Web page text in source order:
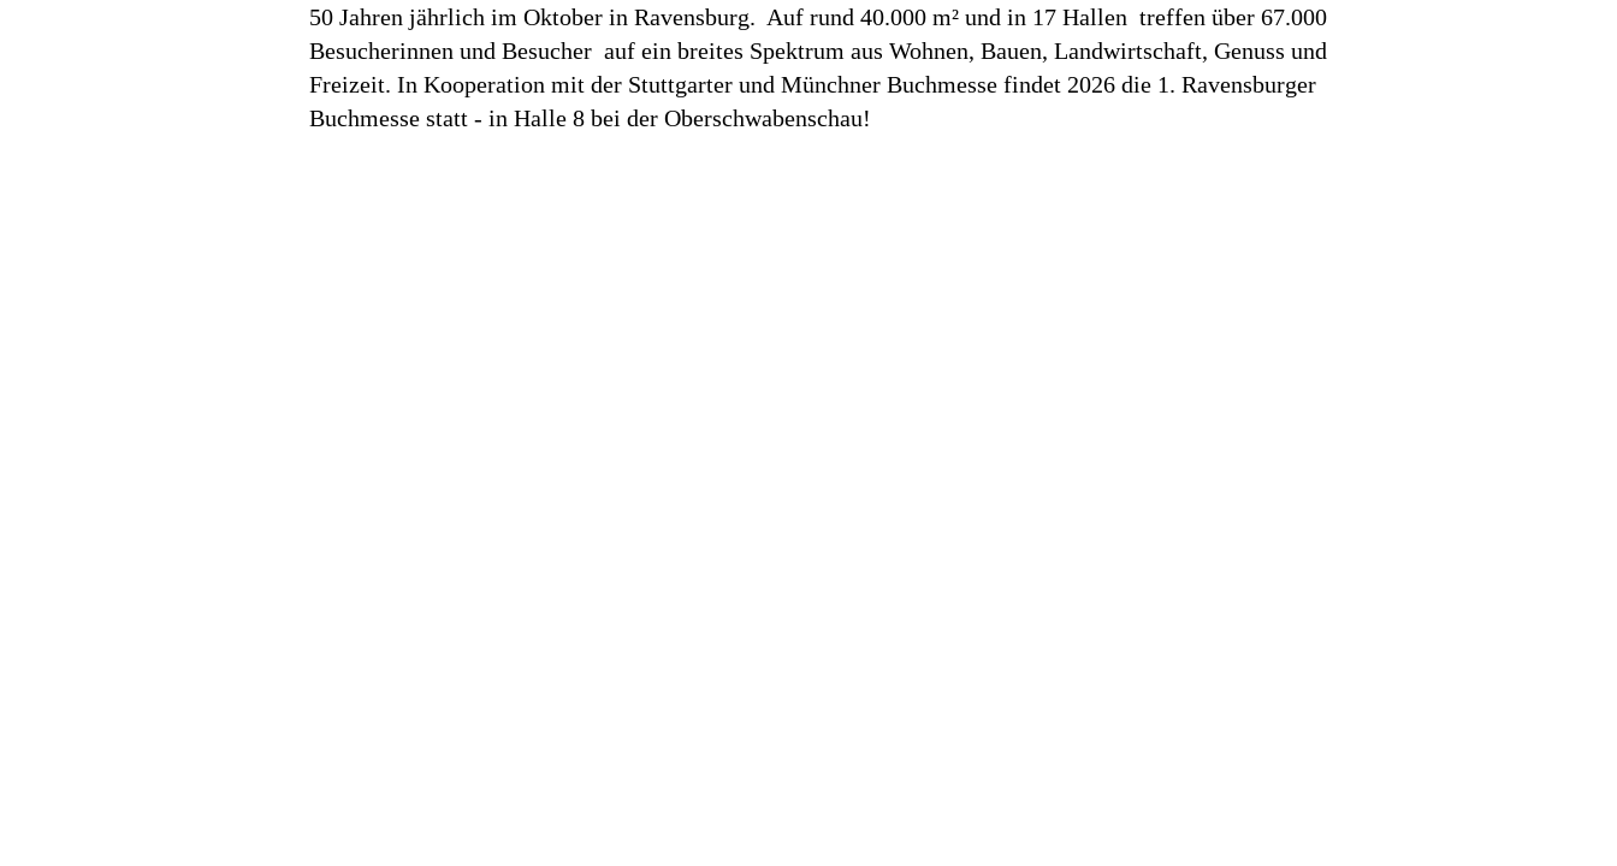
50 Jahren jährlich im Oktober in Ravensburg. Auf rund 40.000 m² und in 17 Hallen treffen über 67.000
Besucherinnen und Besucher auf ein breites Spektrum aus Wohnen, Bauen, Landwirtschaft, Genuss und
Freizeit. In Kooperation mit der Stuttgarter und Münchner Buchmesse findet 2026 die 1. Ravensburger
Buchmesse statt - in Halle 8 bei der Oberschwabenschau!